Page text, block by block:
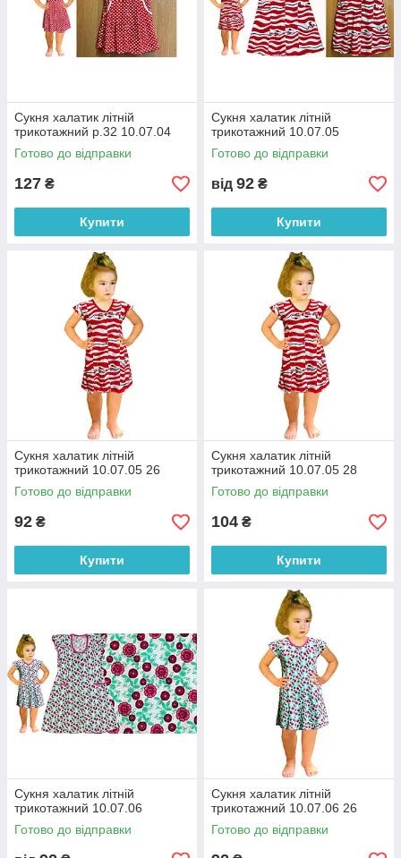
Сукня халатик літній
трикотажний р.32 10.07.04
Готово до відправки
127 ₴
Купити
Сукня халатик літній
трикотажний 10.07.05
Готово до відправки
від 92 ₴
Купити
Сукня халатик літній
трикотажний 10.07.05 26
Готово до відправки
92 ₴
Купити
Сукня халатик літній
трикотажний 10.07.05 28
Готово до відправки
104 ₴
Купити
Сукня халатик літній
трикотажний 10.07.06
Готово до відправки
Сукня халатик літній
трикотажний 10.07.06 26
Готово до відправки